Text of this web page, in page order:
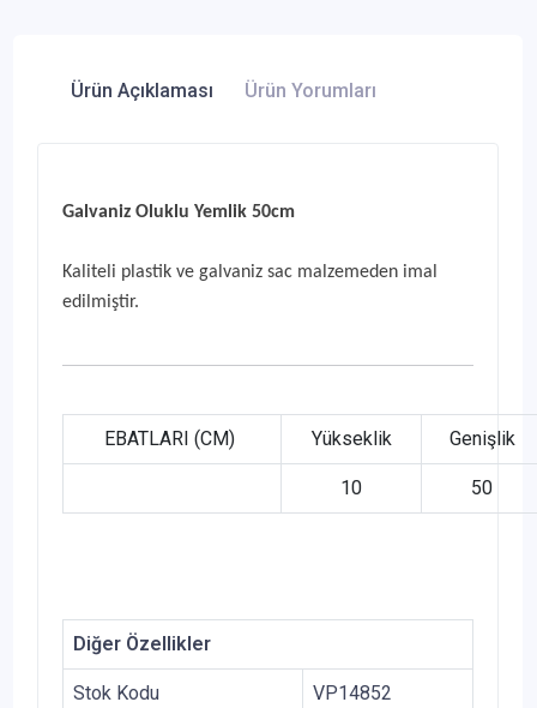
Ürün Açıklaması Ürün Yorumları
Galvaniz Oluklu Yemlik 50cm
Kaliteli plastik ve galvaniz sac malzemeden imal
edilmiştir.
EBATLARI (CM) Yükseklik Genişlik
10 50
Diğer Özellikler
Stok Kodu VP14852